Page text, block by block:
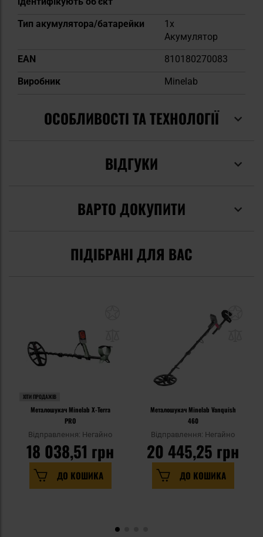
Тип акумулятора/батарейки
1x
Акумулятор
EAN
810180270083
Виробник
Minelab
ОСОБЛИВОСТІ ТА ТЕХНОЛОГІЇ
ВІДГУКИ
ВАРТО ДОКУПИТИ
ПІДІБРАНІ ДЛЯ ВАС
ХІТИ ПРОДАЖІВ
Металошукач Minelab X-Terra
PRO
Відправлення: Негайно
18 038,51 грн
ДО КОШИКА
Металошукач Minelab Vanquish
460
Відправлення: Негайно
20 445,25 грн
ДО КОШИКА